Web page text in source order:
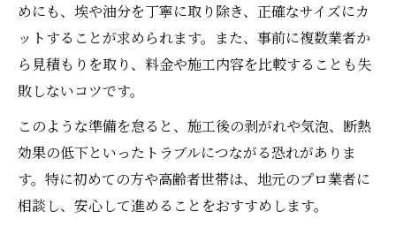
めにも、埃や油分を丁寧に取り除き、正確なサイズにカ
ットすることが求められます。また、事前に複数業者か
ら見積もりを取り、料金や施工内容を比較することも失
敗しないコツです。
このような準備を怠ると、施工後の剥がれや気泡、断熱
効果の低下といったトラブルにつながる恐れがありま
す。特に初めての方や高齢者世帯は、地元のプロ業者に
相談し、安心して進めることをおすすめします。